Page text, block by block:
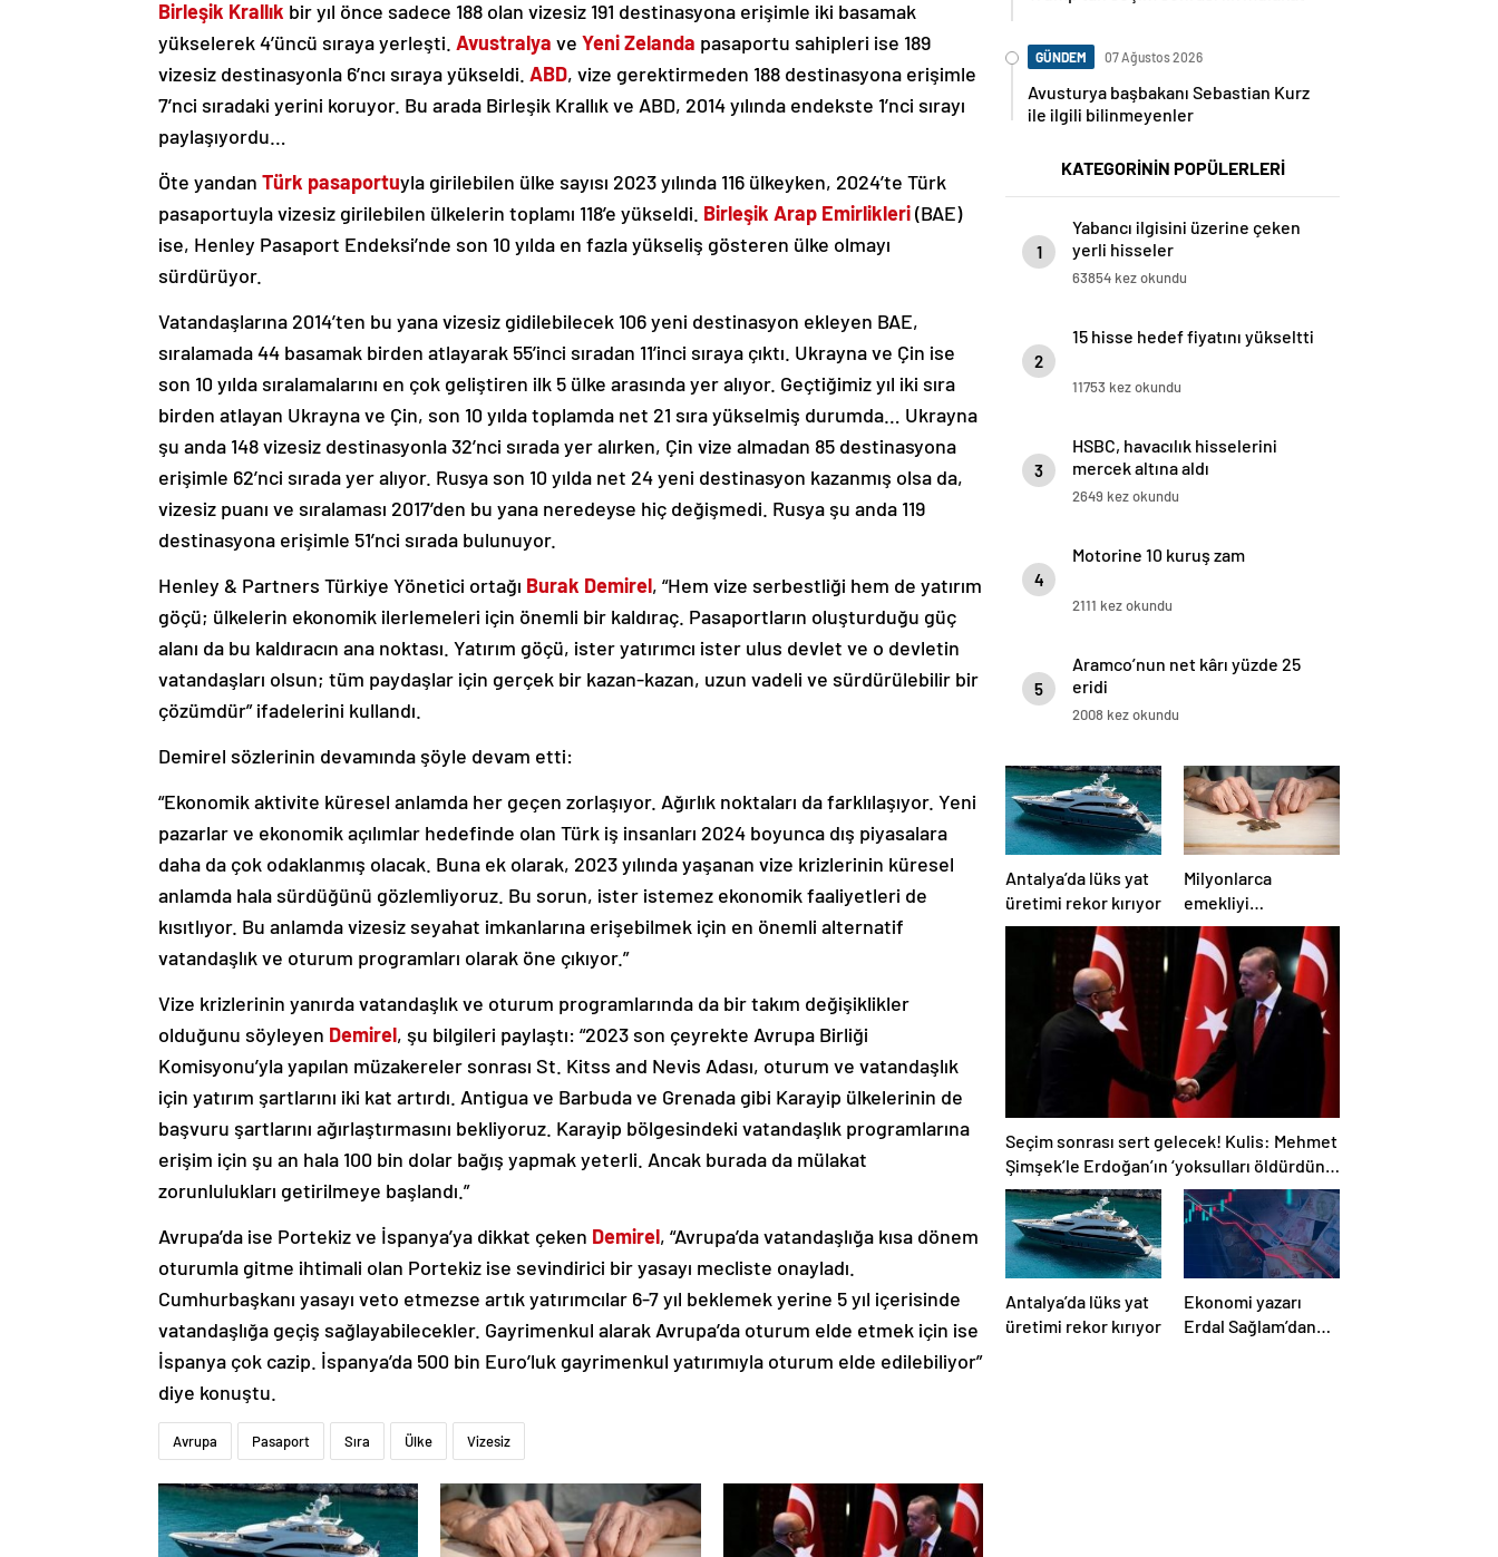
Birleşik Krallık bir yıl önce sadece 188 olan vizesiz 191 destinasyona erişimle iki basamak
yükselerek 4’üncü sıraya yerleşti. Avustralya ve Yeni Zelanda pasaportu sahipleri ise 189
vizesiz destinasyonla 6’ncı sıraya yükseldi. ABD, vize gerektirmeden 188 destinasyona erişimle
7’nci sıradaki yerini koruyor. Bu arada Birleşik Krallık ve ABD, 2014 yılında endekste 1’nci sırayı
paylaşıyordu…
Öte yandan Türk pasaportuyla girilebilen ülke sayısı 2023 yılında 116 ülkeyken, 2024’te Türk
pasaportuyla vizesiz girilebilen ülkelerin toplamı 118’e yükseldi. Birleşik Arap Emirlikleri(BAE)
ise, Henley Pasaport Endeksi’nde son 10 yılda en fazla yükseliş gösteren ülke olmayı
sürdürüyor.
Vatandaşlarına 2014’ten bu yana vizesiz gidilebilecek 106 yeni destinasyon ekleyen BAE,
sıralamada 44 basamak birden atlayarak 55’inci sıradan 11’inci sıraya çıktı. Ukrayna ve Çin ise
son 10 yılda sıralamalarını en çok geliştiren ilk 5 ülke arasında yer alıyor. Geçtiğimiz yıl iki sıra
birden atlayan Ukrayna ve Çin, son 10 yılda toplamda net 21 sıra yükselmiş durumda… Ukrayna
şu anda 148 vizesiz destinasyonla 32’nci sırada yer alırken, Çin vize almadan 85 destinasyona
erişimle 62’nci sırada yer alıyor. Rusya son 10 yılda net 24 yeni destinasyon kazanmış olsa da,
vizesiz puanı ve sıralaması 2017’den bu yana neredeyse hiç değişmedi. Rusya şu anda 119
destinasyona erişimle 51’nci sırada bulunuyor.
Henley & Partners Türkiye Yönetici ortağı Burak Demirel, “Hem vize serbestliği hem de yatırım
göçü; ülkelerin ekonomik ilerlemeleri için önemli bir kaldıraç. Pasaportların oluşturduğu güç
alanı da bu kaldıracın ana noktası. Yatırım göçü, ister yatırımcı ister ulus devlet ve o devletin
vatandaşları olsun; tüm paydaşlar için gerçek bir kazan-kazan, uzun vadeli ve sürdürülebilir bir
çözümdür” ifadelerini kullandı.
Demirel sözlerinin devamında şöyle devam etti:
“Ekonomik aktivite küresel anlamda her geçen zorlaşıyor. Ağırlık noktaları da farklılaşıyor. Yeni
pazarlar ve ekonomik açılımlar hedefinde olan Türk iş insanları 2024 boyunca dış piyasalara
daha da çok odaklanmış olacak. Buna ek olarak, 2023 yılında yaşanan vize krizlerinin küresel
anlamda hala sürdüğünü gözlemliyoruz. Bu sorun, ister istemez ekonomik faaliyetleri de
kısıtlıyor. Bu anlamda vizesiz seyahat imkanlarına erişebilmek için en önemli alternatif
vatandaşlık ve oturum programları olarak öne çıkıyor.”
Vize krizlerinin yanırda vatandaşlık ve oturum programlarında da bir takım değişiklikler
olduğunu söyleyen Demirel, şu bilgileri paylaştı: “2023 son çeyrekte Avrupa Birliği
Komisyonu’yla yapılan müzakereler sonrası St. Kitss and Nevis Adası, oturum ve vatandaşlık
için yatırım şartlarını iki kat artırdı. Antigua ve Barbuda ve Grenada gibi Karayip ülkelerinin de
başvuru şartlarını ağırlaştırmasını bekliyoruz. Karayip bölgesindeki vatandaşlık programlarına
erişim için şu an hala 100 bin dolar bağış yapmak yeterli. Ancak burada da mülakat
zorunlulukları getirilmeye başlandı.”
Avrupa’da ise Portekiz ve İspanya’ya dikkat çeken Demirel, “Avrupa’da vatandaşlığa kısa dönem
oturumla gitme ihtimali olan Portekiz ise sevindirici bir yasayı mecliste onayladı.
Cumhurbaşkanı yasayı veto etmezse artık yatırımcılar 6-7 yıl beklemek yerine 5 yıl içerisinde
vatandaşlığa geçiş sağlayabilecekler. Gayrimenkul alarak Avrupa’da oturum elde etmek için ise
İspanya çok cazip. İspanya’da 500 bin Euro’luk gayrimenkul yatırımıyla oturum elde edilebiliyor”
diye konuştu.
Avrupa Pasaport Sıra Ülke Vizesiz
GÜNDEM 07 Ağustos 2026
Avusturya başbakanı Sebastian Kurz
ile ilgili bilinmeyenler
KATEGORİNİN POPÜLERLERİ
1
Yabancı ilgisini üzerine çeken
yerli hisseler
63854 kez okundu
2
15 hisse hedef fiyatını yükseltti
11753 kez okundu
3
HSBC, havacılık hisselerini
mercek altına aldı
2649 kez okundu
4
Motorine 10 kuruş zam
2111 kez okundu
5
Aramco’nun net kârı yüzde 25
eridi
2008 kez okundu
Antalya’da lüks yat
üretimi rekor kırıyor
Milyonlarca
emekliyi
ilgilendiriyor…
Neden mi düşük
maaş alıyorsunuz?
Uzmanlar anlattı
Seçim sonrası sert gelecek! Kulis: Mehmet
Şimşek’le Erdoğan’ın ‘yoksulları öldürdün’
tartışması
Antalya’da lüks yat
üretimi rekor kırıyor
Ekonomi yazarı
Erdal Sağlam’dan